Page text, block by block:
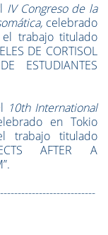
IV Congreso de la
ática, celebrado
trabajo titulado
DE CORTISOL
ESTUDIANTES
10th International
en Tokio
trabajo titulado
AFTER A